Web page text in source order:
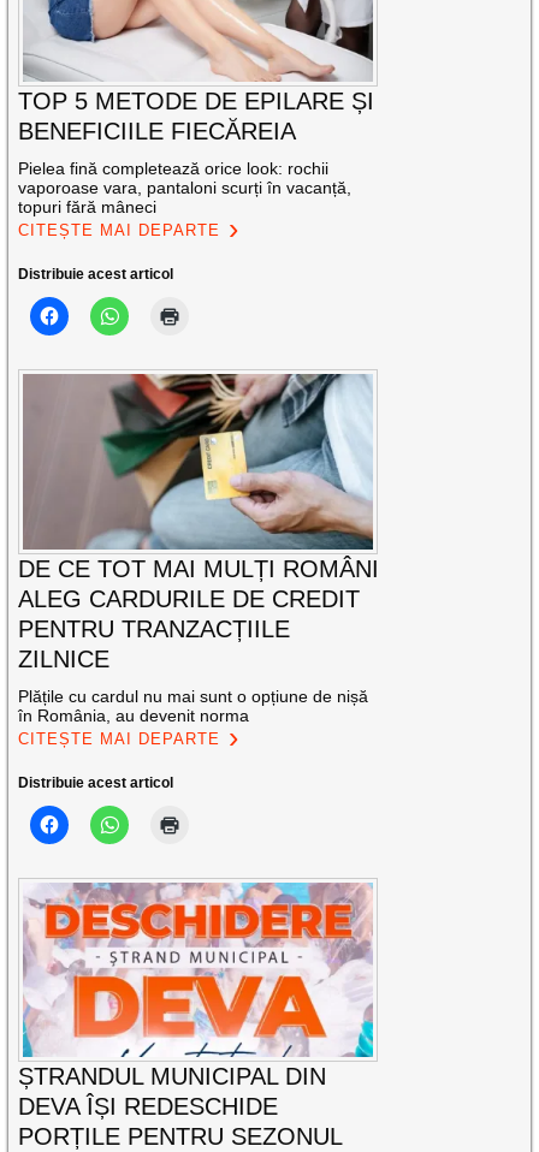
TOP 5 METODE DE EPILARE ȘI
BENEFICIILE FIECĂREIA
Pielea fină completează orice look: rochii
vaporoase vara, pantaloni scurți în vacanță,
topuri fără mâneci
CITEȘTE MAI DEPARTE
Distribuie acest articol
DE CE TOT MAI MULȚI ROMÂNI
ALEG CARDURILE DE CREDIT
PENTRU TRANZACȚIILE
ZILNICE
Plățile cu cardul nu mai sunt o opțiune de nișă
în România, au devenit norma
CITEȘTE MAI DEPARTE
Distribuie acest articol
ȘTRANDUL MUNICIPAL DIN
DEVA ÎȘI REDESCHIDE
PORȚILE PENTRU SEZONUL